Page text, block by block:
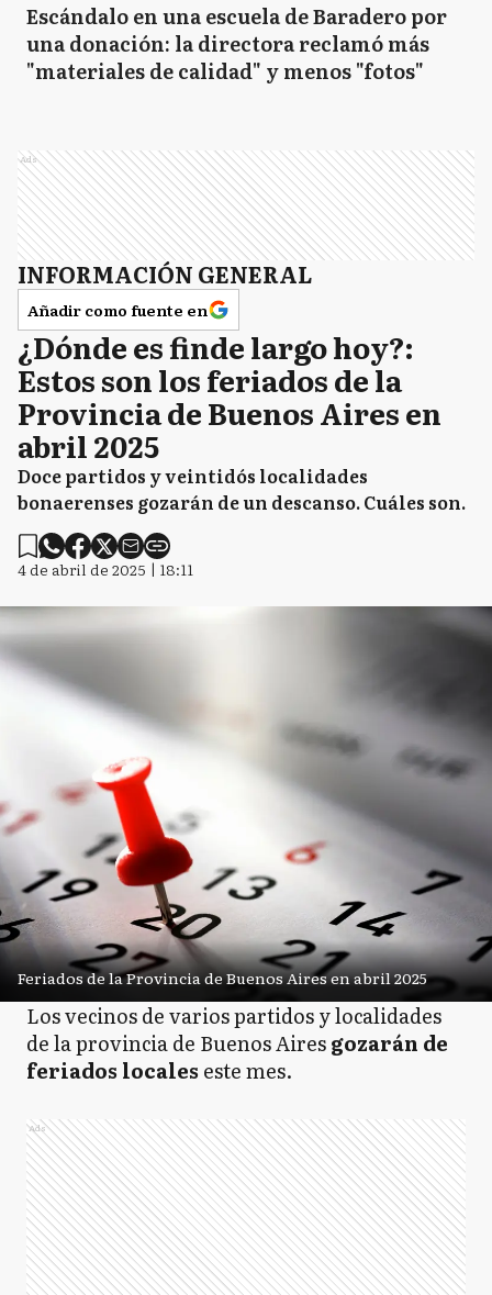
Escándalo en una escuela de Baradero por
una donación: la directora reclamó más
"materiales de calidad" y menos "fotos"
Ads
INFORMACIÓN GENERAL
Añadir como fuente en
¿Dónde es finde largo hoy?:
Estos son los feriados de la
Provincia de Buenos Aires en
abril 2025
Doce partidos y veintidós localidades
bonaerenses gozarán de un descanso. Cuáles son.
4 de abril de 2025 | 18:11
Feriados de la Provincia de Buenos Aires en abril 2025
Los vecinos de varios partidos y localidades
de la provincia de Buenos Airesgozarán de
feriados locales este mes.
Ads